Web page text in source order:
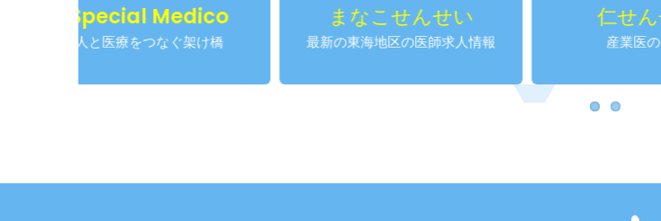
Medico
をつなぐ架け橋
まなこせんせい
最新の東海地区の医師求人情報
仁せんせい
産業医のご紹介